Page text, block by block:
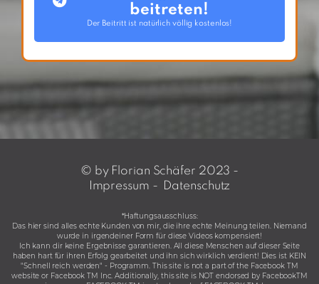
beitreten!
Der Beitritt ist natürlich völlig kostenlos!
© by Florian Schäfer 2023 -
Impressum - Datenschutz
*Haftungsausschluss:
Das hier sind alles echte Kunden von mir, die ihre echte Meinung teilen. Niemand
wurde in irgendeiner Form für diese Videos kompensiert!
Ich kann dir keine Ergebnisse garantieren. All diese Menschen auf dieser Seite
haben hart für ihren Erfolg gearbeitet und ihn sich wirklich verdient! Dies ist KEIN
"Schnell reich werden" - Programm. This site is not a part of the Facebook TM
website or Facebook TM Inc. Additionally, this site is NOT endorsed by FacebookTM